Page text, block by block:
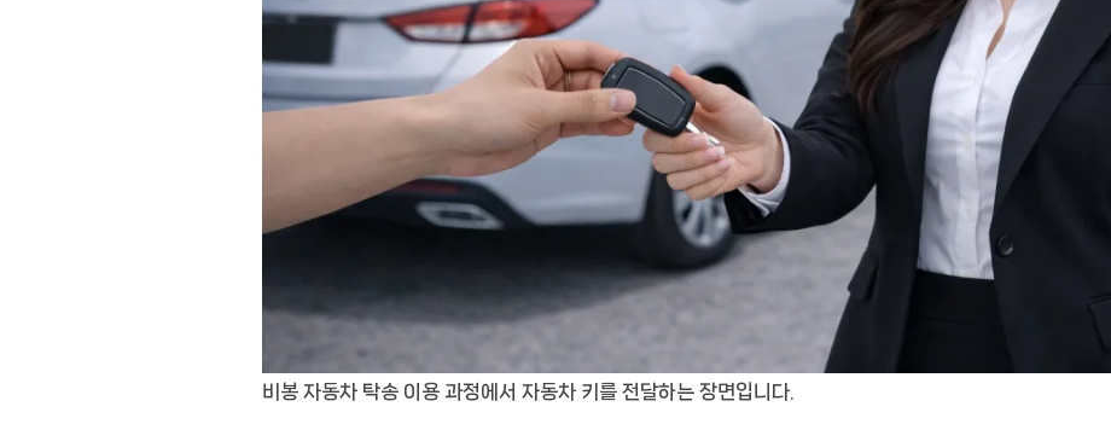
비봉 자동차 탁송 이용 과정에서 자동차 키를 전달하는 장면입니다.